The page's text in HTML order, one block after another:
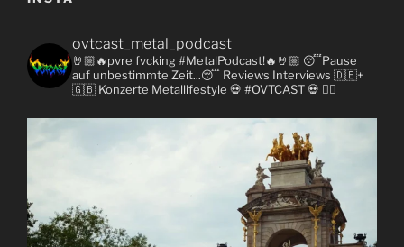
ovtcast_metal_podcast
🤘🏼🔥pvre fvcking #MetalPodcast!🔥🤘🏼 😴Pause
auf unbestimmte Zeit...😴 Reviews Interviews 🇩🇪+
🇬🇧 Konzerte Metallifestyle 💀 #OVTCAST 💀 👇🏼